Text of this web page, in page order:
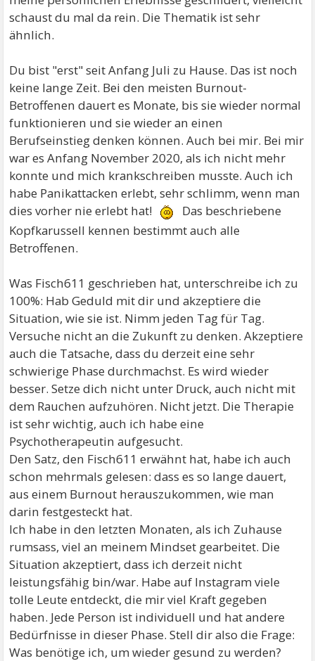
schaust du mal da rein. Die Thematik ist sehr
ähnlich.
Du bist "erst" seit Anfang Juli zu Hause. Das ist noch
keine lange Zeit. Bei den meisten Burnout-
Betroffenen dauert es Monate, bis sie wieder normal
funktionieren und sie wieder an einen
Berufseinstieg denken können. Auch bei mir. Bei mir
war es Anfang November 2020, als ich nicht mehr
konnte und mich krankschreiben musste. Auch ich
habe Panikattacken erlebt, sehr schlimm, wenn man
dies vorher nie erlebt hat!
Das beschriebene
Kopfkarussell kennen bestimmt auch alle
Betroffenen.
Was Fisch611 geschrieben hat, unterschreibe ich zu
100%: Hab Geduld mit dir und akzeptiere die
Situation, wie sie ist. Nimm jeden Tag für Tag.
Versuche nicht an die Zukunft zu denken. Akzeptiere
auch die Tatsache, dass du derzeit eine sehr
schwierige Phase durchmachst. Es wird wieder
besser. Setze dich nicht unter Druck, auch nicht mit
dem Rauchen aufzuhören. Nicht jetzt. Die Therapie
ist sehr wichtig, auch ich habe eine
Psychotherapeutin aufgesucht.
Den Satz, den Fisch611 erwähnt hat, habe ich auch
schon mehrmals gelesen: dass es so lange dauert,
aus einem Burnout herauszukommen, wie man
darin festgesteckt hat.
Ich habe in den letzten Monaten, als ich Zuhause
rumsass, viel an meinem Mindset gearbeitet. Die
Situation akzeptiert, dass ich derzeit nicht
leistungsfähig bin/war. Habe auf Instagram viele
tolle Leute entdeckt, die mir viel Kraft gegeben
haben. Jede Person ist individuell und hat andere
Bedürfnisse in dieser Phase. Stell dir also die Frage:
Was benötige ich, um wieder gesund zu werden?